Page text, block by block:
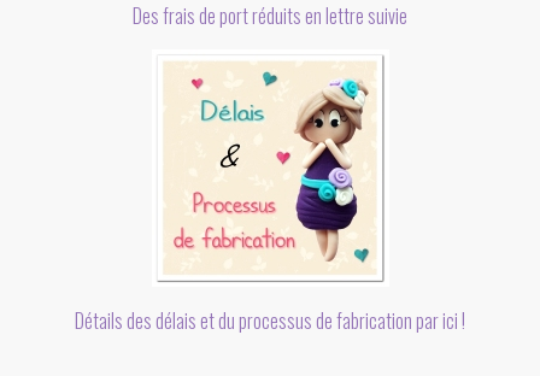
Des frais de port réduits en lettre suivie
Détails des délais et du processus de fabrication par ici !